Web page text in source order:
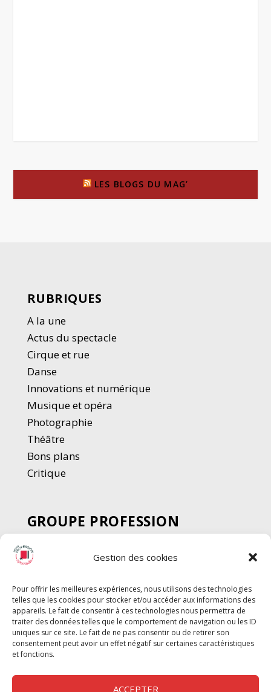
Gestion des cookies
Pour offrir les meilleures expériences, nous utilisons des technologies
telles que les cookies pour stocker et/ou accéder aux informations des
appareils. Le fait de consentir à ces technologies nous permettra de
traiter des données telles que le comportement de navigation ou les ID
uniques sur ce site. Le fait de ne pas consentir ou de retirer son
consentement peut avoir un effet négatif sur certaines caractéristiques
et fonctions.
ACCEPTER
LES BLOGS DU MAG’
RUBRIQUES
A la une
Actus du spectacle
Cirque et rue
Danse
Innovations et numérique
Musique et opéra
Photographie
Théâtre
Bons plans
Critique
GROUPE PROFESSION
SPECTACLE
Chèque Intermittents
Chèque Compta
Chèque Emploi Spectacle
G-Pods
Profession Audio-visuel